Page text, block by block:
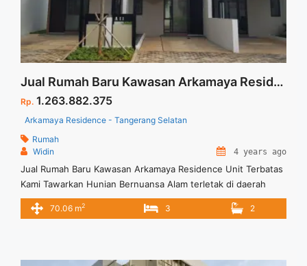
Jual Rumah Baru Kawasan Arkamaya Residence Unit Terbatas
Rp. 1.263.882.375
Arkamaya Residence - Tangerang Selatan
Rumah
Widin
4 years ago
Jual Rumah Baru Kawasan Arkamaya Residence Unit Terbatas
Kami Tawarkan Hunian Bernuansa Alam terletak di daerah
Tangerang Selatan dan Mengutamakan kenyamanan hidup
dengan menghadirkan suasana alam hanya selangkah dari
Tersedia Unit Lain untuk Dijual
70.06 m2 3 2